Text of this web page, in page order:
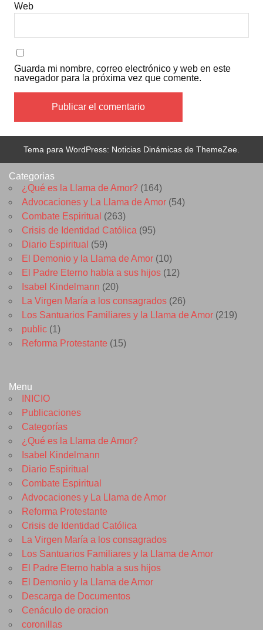
Web
Guarda mi nombre, correo electrónico y web en este
navegador para la próxima vez que comente.
Tema para WordPress: Noticias Dinámicas de ThemeZee.
Categorias
¿Qué es la Llama de Amor? (164)
Advocaciones y La Llama de Amor (54)
Combate Espiritual (263)
Crisis de Identidad Católica (95)
Diario Espiritual (59)
El Demonio y la Llama de Amor (10)
El Padre Eterno habla a sus hijos (12)
Isabel Kindelmann (20)
La Virgen María a los consagrados (26)
Los Santuarios Familiares y la Llama de Amor (219)
public (1)
Reforma Protestante (15)
Menu
INICIO
Publicaciones
Categorías
¿Qué es la Llama de Amor?
Isabel Kindelmann
Diario Espiritual
Combate Espiritual
Advocaciones y La Llama de Amor
Reforma Protestante
Crisis de Identidad Católica
La Virgen María a los consagrados
Los Santuarios Familiares y la Llama de Amor
El Padre Eterno habla a sus hijos
El Demonio y la Llama de Amor
Descarga de Documentos
Cenáculo de oracion
coronillas